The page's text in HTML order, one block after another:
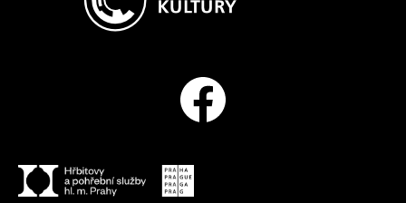
Facebook